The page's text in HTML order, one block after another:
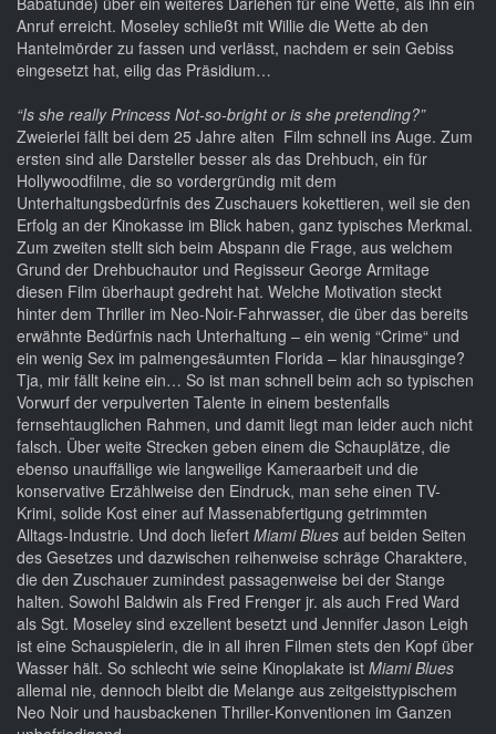
Anruf erreicht. Moseley schließt mit Willie die Wette ab den
Hantelmörder zu fassen und verlässt, nachdem er sein Gebiss
eingesetzt hat, eilig das Präsidium…
“Is she really Princess Not-so-bright or is she pretending?”
Zweierlei fällt bei dem 25 Jahre alten Film schnell ins Auge. Zum
ersten sind alle Darsteller besser als das Drehbuch, ein für
Hollywoodfilme, die so vordergründig mit dem
Unterhaltungsbedürfnis des Zuschauers kokettieren, weil sie den
Erfolg an der Kinokasse im Blick haben, ganz typisches Merkmal.
Zum zweiten stellt sich beim Abspann die Frage, aus welchem
Grund der Drehbuchautor und Regisseur George Armitage
diesen Film überhaupt gedreht hat. Welche Motivation steckt
hinter dem Thriller im Neo-Noir-Fahrwasser, die über das bereits
erwähnte Bedürfnis nach Unterhaltung – ein wenig “Crime“ und
ein wenig Sex im palmengesäumten Florida – klar hinausginge?
Tja, mir fällt keine ein… So ist man schnell beim ach so typischen
Vorwurf der verpulverten Talente in einem bestenfalls
fernsehtauglichen Rahmen, und damit liegt man leider auch nicht
falsch. Über weite Strecken geben einem die Schauplätze, die
ebenso unauffällige wie langweilige Kameraarbeit und die
konservative Erzählweise den Eindruck, man sehe einen TV-
Krimi, solide Kost einer auf Massenabfertigung getrimmten
Alltags-Industrie. Und doch liefert Miami Blues auf beiden Seiten
des Gesetzes und dazwischen reihenweise schräge Charaktere,
die den Zuschauer zumindest passagenweise bei der Stange
halten. Sowohl Baldwin als Fred Frenger jr. als auch Fred Ward
als Sgt. Moseley sind exzellent besetzt und Jennifer Jason Leigh
ist eine Schauspielerin, die in all ihren Filmen stets den Kopf über
Wasser hält. So schlecht wie seine Kinoplakate ist Miami Blues
allemal nie, dennoch bleibt die Melange aus zeitgeisttypischem
Neo Noir und hausbackenen Thriller-Konventionen im Ganzen